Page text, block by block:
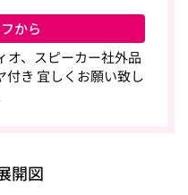
から
オ、スピーカー社外品
付き 宜しくお願い致し
開図